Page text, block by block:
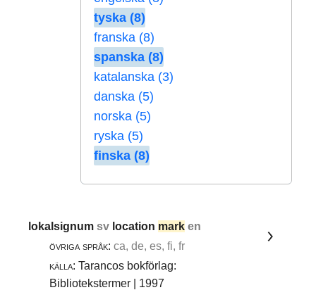
tyska (8)
franska (8)
spanska (8)
katalanska (3)
danska (5)
norska (5)
ryska (5)
finska (8)
lokalsignumsv location mark en
övriga språk: ca, de, es, fi, fr
källa: Tarancos bokförlag:
Bibliotekstermer | 1997